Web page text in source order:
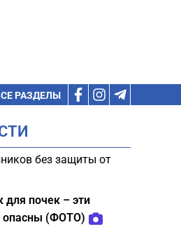
РАЗДЕЛЫ
без защиты от
для почек – эти
опасны (ФОТО)